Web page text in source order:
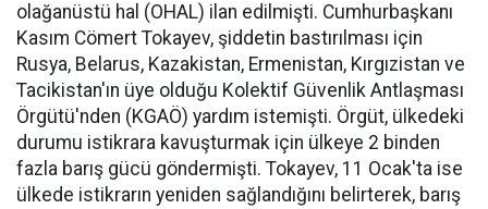
olağanüstü hal (OHAL) ilan edilmişti. Cumhurbaşkanı
Kasım Cömert Tokayev, şiddetin bastırılması için
Rusya, Belarus, Kazakistan, Ermenistan, Kırgızistan ve
Tacikistan'ın üye olduğu Kolektif Güvenlik Antlaşması
Örgütü'nden (KGAÖ) yardım istemişti. Örgüt, ülkedeki
durumu istikrara kavuşturmak için ülkeye 2 binden
fazla barış gücü göndermişti. Tokayev, 11 Ocak'ta ise
ülkede istikrarın yeniden sağlandığını belirterek, barış